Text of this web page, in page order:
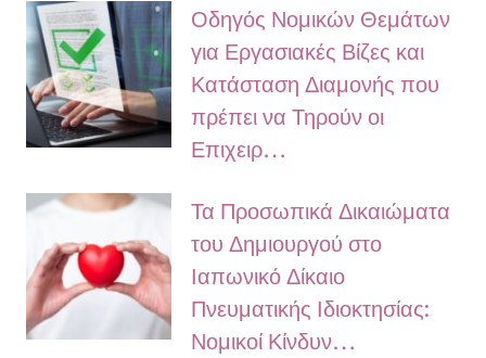
Οδηγός Νομικών Θεμάτων
για Εργασιακές Βίζες και
Κατάσταση Διαμονής που
πρέπει να Τηρούν οι
Επιχειρ…
Τα Προσωπικά Δικαιώματα
του Δημιουργού στο
Ιαπωνικό Δίκαιο
Πνευματικής Ιδιοκτησίας:
Νομικοί Κίνδυν…